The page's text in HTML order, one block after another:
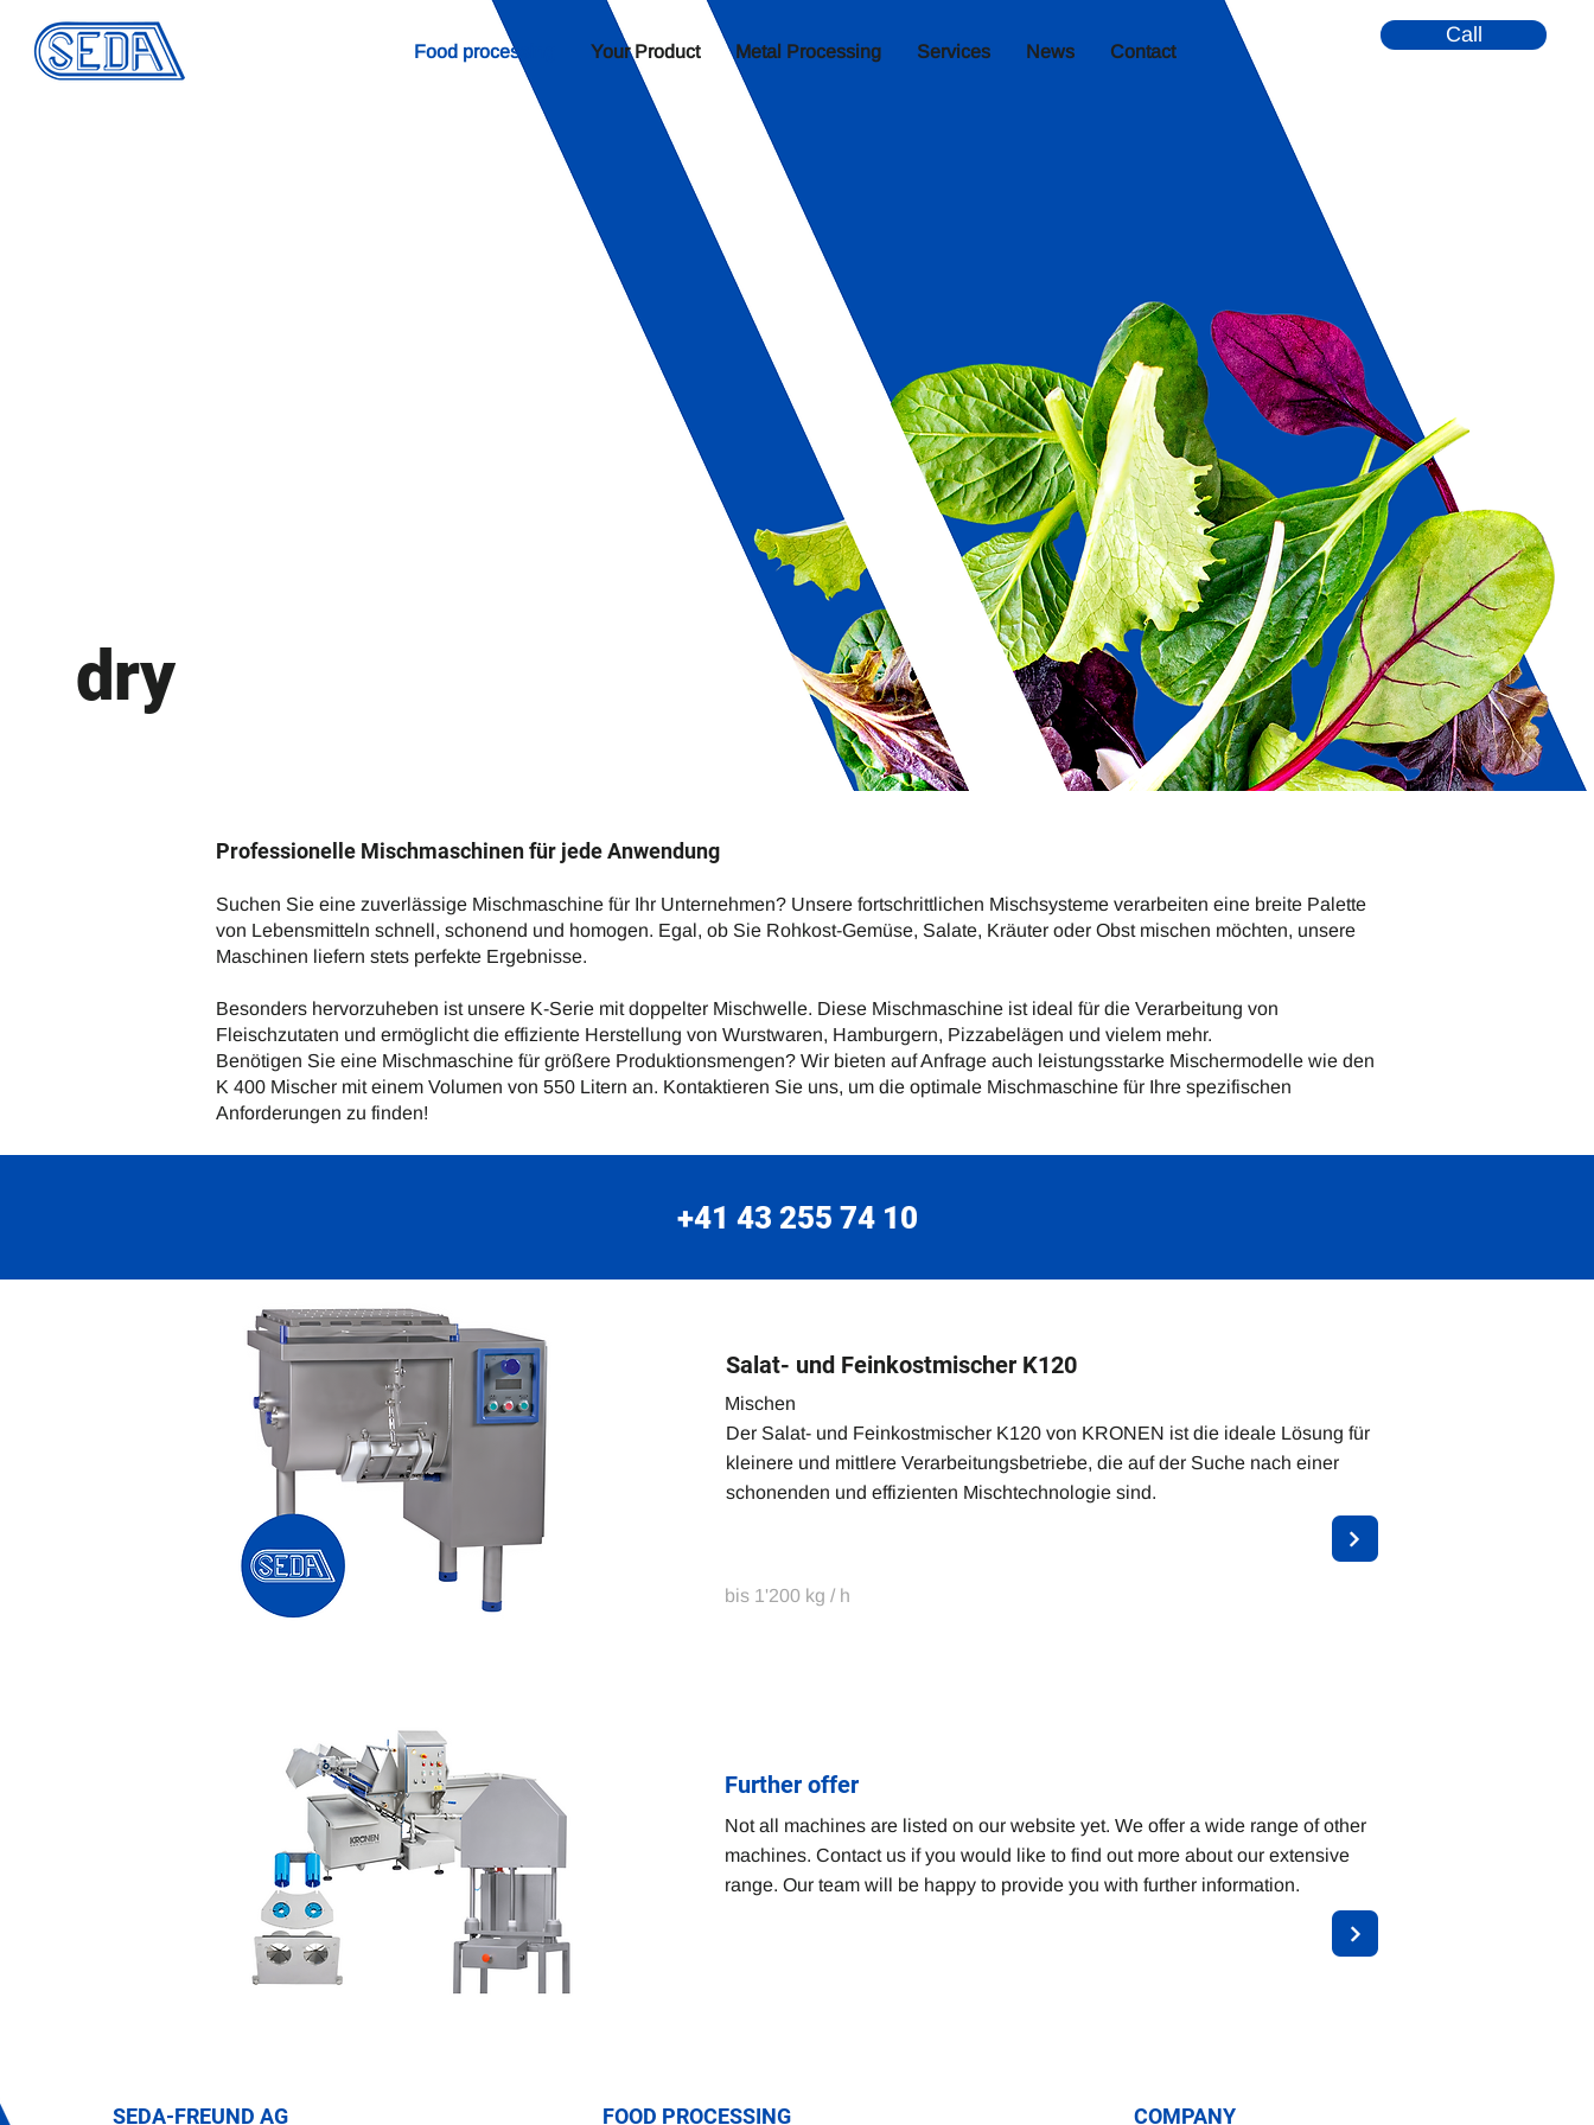
Call
Food processing Your Product Metal Processing Services News Contact
dry
Professionelle Mischmaschinen für jede Anwendung
Suchen Sie eine zuverlässige Mischmaschine für Ihr Unternehmen? Unsere fortschrittlichen Mischsysteme verarbeiten eine breite Palette
von Lebensmitteln schnell, schonend und homogen. Egal, ob Sie Rohkost-Gemüse, Salate, Kräuter oder Obst mischen möchten, unsere
Maschinen liefern stets perfekte Ergebnisse.
Besonders hervorzuheben ist unsere K-Serie mit doppelter Mischwelle. Diese Mischmaschine ist ideal für die Verarbeitung von
Fleischzutaten und ermöglicht die effiziente Herstellung von Wurstwaren, Hamburgern, Pizzabelägen und vielem mehr.
Benötigen Sie eine Mischmaschine für größere Produktionsmengen? Wir bieten auf Anfrage auch leistungsstarke Mischermodelle wie den
K 400 Mischer mit einem Volumen von 550 Litern an. Kontaktieren Sie uns, um die optimale Mischmaschine für Ihre spezifischen
Anforderungen zu finden!
+41 43 255 74 10
Salat- und Feinkostmischer K120
Mischen
Der Salat- und Feinkostmischer K120 von KRONEN ist die ideale Lösung für
kleinere und mittlere Verarbeitungsbetriebe, die auf der Suche nach einer
schonenden und effizienten Mischtechnologie sind.
bis 1'200 kg / h
Further offer
Not all machines are listed on our website yet. We offer a wide range of other
machines. Contact us if you would like to find out more about our extensive
range. Our team will be happy to provide you with further information.
SEDA-FREUND AG FOOD PROCESSING COMPANY